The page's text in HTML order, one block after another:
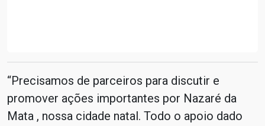
“Precisamos de parceiros para discutir e
promover ações importantes por Nazaré da
Mata , nossa cidade natal. Todo o apoio dado